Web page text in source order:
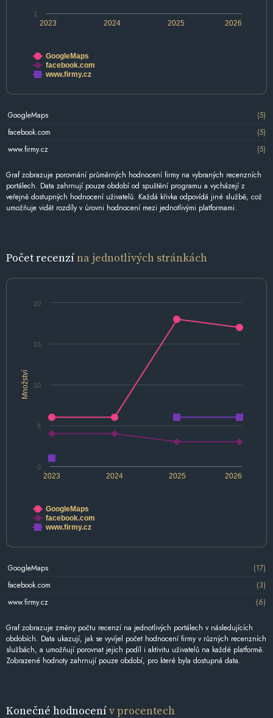
2024 2026
2023 2025
1
GoogleMaps
facebook.com
www.firmy.cz
GoogleMaps
(5)
facebook.com
(5)
www.firmy.cz
(5)
Graf zobrazuje porovnání průměrných hodnocení firmy na vybraných recenzních
portálech. Data zahrnují pouze období od spuštění programu a vycházejí z
veřejně dostupných hodnocení uživatelů. Každá křivka odpovídá jiné službě, což
umožňuje vidět rozdíly v úrovni hodnocení mezi jednotlivými platformami.
Počet recenzína jednotlivých stránkách
Množství
2024 2026
2023 2025
0
5
10
15
20
GoogleMaps
facebook.com
www.firmy.cz
GoogleMaps
(17)
facebook.com
(3)
www.firmy.cz
(6)
Graf zobrazuje změny počtu recenzí na jednotlivých portálech v následujících
obdobích. Data ukazují, jak se vyvíjel počet hodnocení firmy v různých recenzních
službách, a umožňují porovnat jejich podíl i aktivitu uživatelů na každé platformě.
Zobrazené hodnoty zahrnují pouze období, pro které byla dostupná data.
Konečné hodnocenív procentech